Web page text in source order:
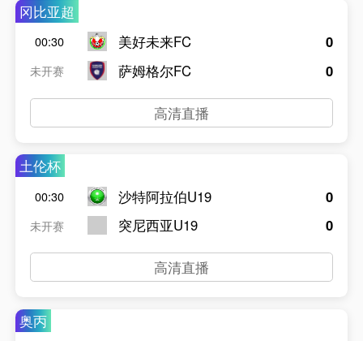
冈比亚超
00:30
未开赛
美好未来FC
萨姆格尔FC
0
0
高清直播
土伦杯
00:30
未开赛
沙特阿拉伯U19
突尼西亚U19
0
0
高清直播
奥丙